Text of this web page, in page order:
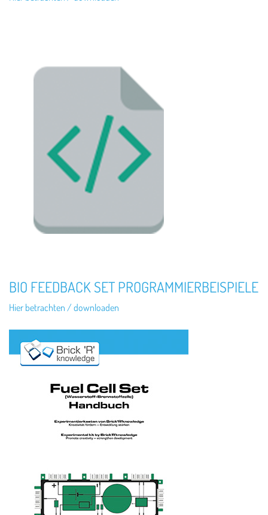
BIO FEEDBACK SET PROGRAMMIERBEISPIELE
Hier betrachten / downloaden